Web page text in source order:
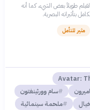
طويلاً بعض الشيء، كما أنه
بتأثيراته البصرية.
مثير للتأمل
Avatar:
سام وورثينغتون
ملحمة سينمائية